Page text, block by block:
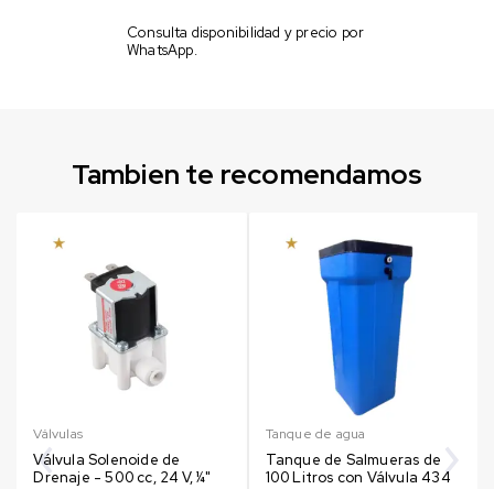
Consulta disponibilidad y precio por
WhatsApp.
Tambien te recomendamos
Válvulas
Válvula Solenoide de
Drenaje - 500 cc, 24 V, ¼"
Tanque de agua
Tanque de Salmueras de
100 Litros con Válvula 434